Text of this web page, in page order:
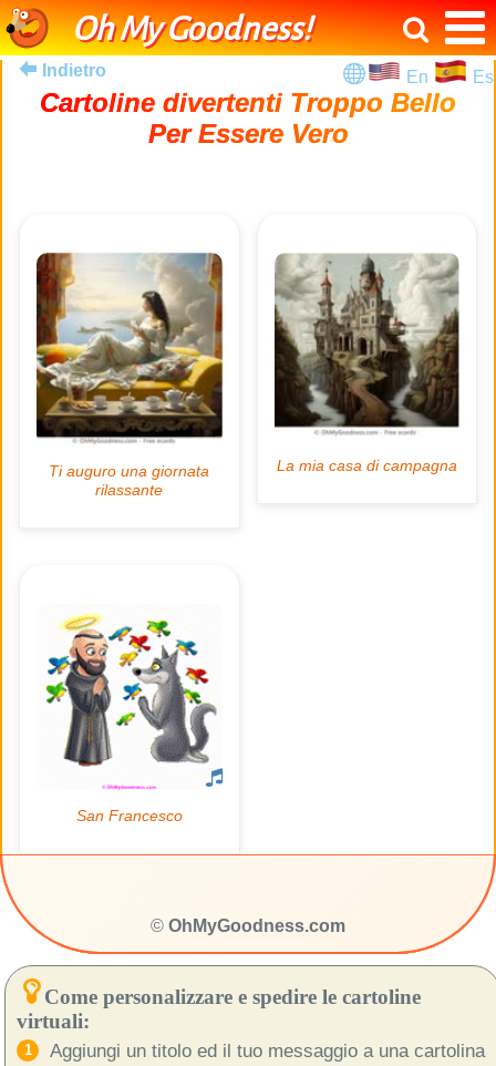
Oh My Goodness!
Indietro En Es
Cartoline divertenti Troppo Bello
Per Essere Vero
© OhMyGoodness.com
Come personalizzare e spedire le cartoline
virtuali:
Aggiungi un titolo ed il tuo messaggio a una cartolina